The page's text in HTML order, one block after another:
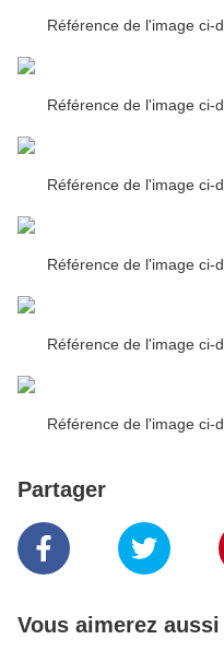
Référence de l'image ci-
Référence de l'image ci-
Référence de l'image ci-
Référence de l'image ci-
Référence de l'image ci-
Référence de l'image ci-
Partager
Vous aimerez aussi